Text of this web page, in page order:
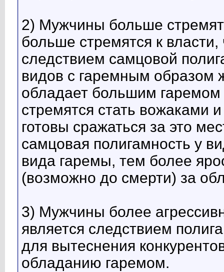
2) Мужчины больше
больше стремятся к
следствием самцовой
видов с гаремным образом
обладает большим
стремятся стать вожаками
готовы сражаться за это
самцовая полигамность у
вида гаремы, тем более
(возможно до смерти) за
3) Мужчины более
является следствием
для вытеснения
обладанию гаремом.